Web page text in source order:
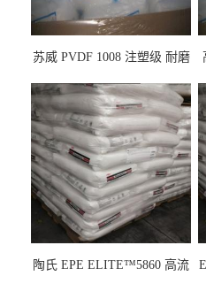
苏威 PVDF 1008 注塑级 耐磨
龙
陶氏 EPE ELITE™5860 高流